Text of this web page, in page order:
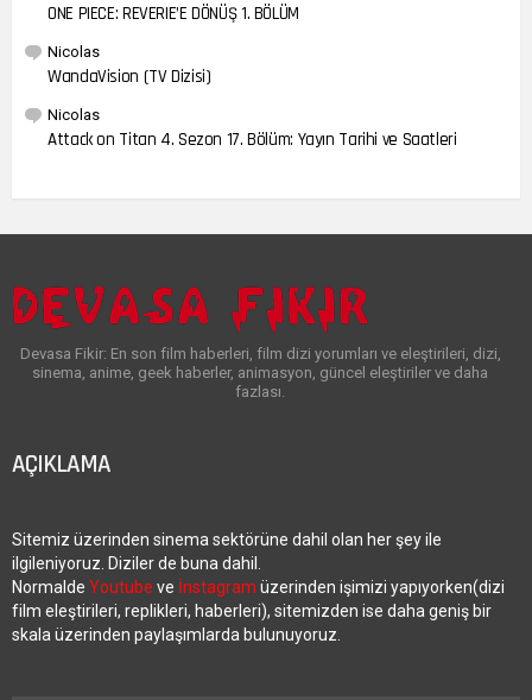
ONE PIECE: REVERIE’E DÖNÜŞ 1. BÖLÜM
Nicolas
WandaVision (TV Dizisi)
Nicolas
Attack on Titan 4. Sezon 17. Bölüm: Yayın Tarihi ve Saatleri
Devasa Fikir: En son film haberleri, film dizi yorumları ve eleştirileri, dizi,
sinema, anime, geek haberler, animasyon, güncel eleştiriler ve daha
fazlası.
AÇIKLAMA
Sitemiz üzerinden sinema sektörüne dahil olan her şey ile
ilgileniyoruz. Diziler de buna dahil.
Normalde Youtube ve İnstagram üzerinden işimizi yapıyorken(dizi
film eleştirileri, replikleri, haberleri), sitemizden ise daha geniş bir
skala üzerinden paylaşımlarda bulunuyoruz.